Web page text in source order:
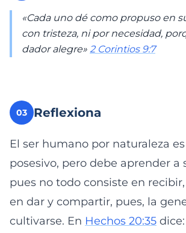
«Cada uno dé como propuso en
con tristeza, ni por necesidad,
dador alegre» 2 Corintios 9:7
03 Reflexiona
El ser humano por naturaleza
posesivo, pero debe aprender a
pues no todo consiste en
en dar y compartir, pues, la
cultivarse. En Hechos 20:35